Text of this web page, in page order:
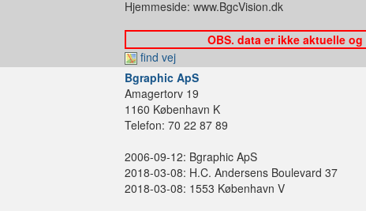
Hjemmeside: www.BgcVision.dk
OBS. data er ikke aktuelle
find vej
Bgraphic ApS
Amagertorv 19
1160 København K
Telefon: 70 22 87 89
2006-09-12: Bgraphic ApS
2018-03-08: H.C. Andersens Boulevard 37
2018-03-08: 1553 København V